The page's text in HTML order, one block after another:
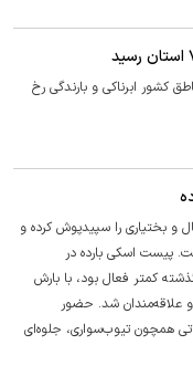
کشور ابرناکی و بارندگی رخ
و بختیاری را سپیدپوش کرده و
پیست اسکی بارده در
کمتر فعال بود، با بارش
میزبان خانواده‌ها و علاقه‌مندان شد. حضور
همچون تیوب‌سواری، جلوه‌ای